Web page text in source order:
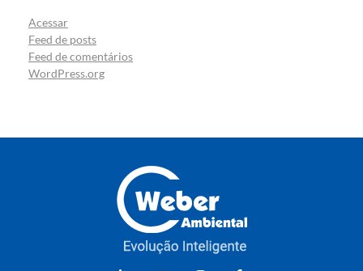
Acessar
Feed de posts
Feed de comentários
WordPress.org